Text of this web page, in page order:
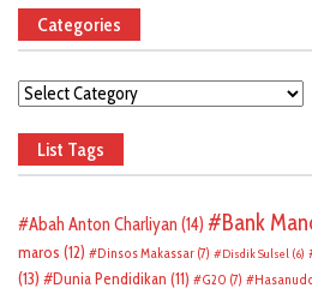
Categories
Categories
List Tags
Abah Anton Charliyan (14) Bank
maros (12) Dinsos Makassar (7) Disdik Sulsel (6)
(13)
Dunia Pendidikan (11) G20 (7)